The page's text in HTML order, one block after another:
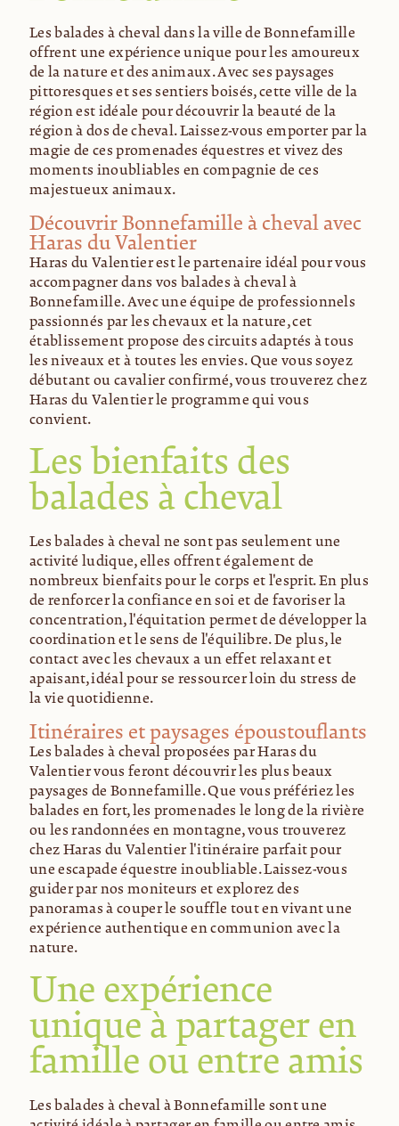
Les balades à cheval dans la ville de Bonnefamille
offrent une expérience unique pour les amoureux
de la nature et des animaux. Avec ses paysages
pittoresques et ses sentiers boisés, cette ville de la
région est idéale pour découvrir la beauté de la
région à dos de cheval. Laissez-vous emporter par la
magie de ces promenades équestres et vivez des
moments inoubliables en compagnie de ces
majestueux animaux.
Découvrir Bonnefamille à cheval avec
Haras du Valentier
Haras du Valentier est le partenaire idéal pour vous
accompagner dans vos balades à cheval à
Bonnefamille. Avec une équipe de professionnels
passionnés par les chevaux et la nature, cet
établissement propose des circuits adaptés à tous
les niveaux et à toutes les envies. Que vous soyez
débutant ou cavalier confirmé, vous trouverez chez
Haras du Valentier le programme qui vous
convient.
Les bienfaits des
balades à cheval
Les balades à cheval ne sont pas seulement une
activité ludique, elles offrent également de
nombreux bienfaits pour le corps et l'esprit. En plus
de renforcer la confiance en soi et de favoriser la
concentration, l'équitation permet de développer la
coordination et le sens de l'équilibre. De plus, le
contact avec les chevaux a un effet relaxant et
apaisant, idéal pour se ressourcer loin du stress de
la vie quotidienne.
Itinéraires et paysages époustouflants
Les balades à cheval proposées par Haras du
Valentier vous feront découvrir les plus beaux
paysages de Bonnefamille. Que vous préfériez les
balades en forêt, les promenades le long de la rivière
ou les randonnées en montagne, vous trouverez
chez Haras du Valentier l'itinéraire parfait pour
une escapade équestre inoubliable. Laissez-vous
guider par nos moniteurs et explorez des
panoramas à couper le souffle tout en vivant une
expérience authentique en communion avec la
nature.
Une expérience
unique à partager en
famille ou entre amis
Les balades à cheval à Bonnefamille sont une